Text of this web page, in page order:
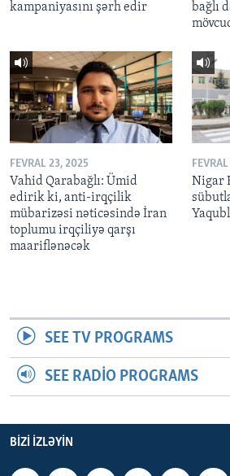
kampaniyasını şərh edir
bağlı
FEVRAL 23, 2025
Vahid Qarabağlı: Ümid
edirik ki, anti-irqçilik
mübarizəsi nəticəsində İran
toplumu irqçiliyə qarşı
maariflənəcək
Nigar
SEE TV PROGRAMS
SEE RADIO PROGRAMS
BIZI IZLƏYIN